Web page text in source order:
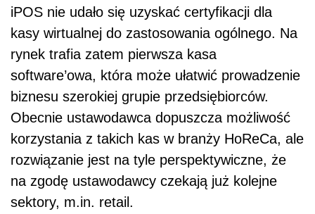
iPOS nie udało się uzyskać certyfikacji dla
kasy wirtualnej do zastosowania ogólnego. Na
rynek trafia zatem pierwsza kasa
software’owa, która może ułatwić prowadzenie
biznesu szerokiej grupie przedsiębiorców.
Obecnie ustawodawca dopuszcza możliwość
korzystania z takich kas w branży HoReCa, ale
rozwiązanie jest na tyle perspektywiczne, że
na zgodę ustawodawcy czekają już kolejne
sektory, m.in. retail.